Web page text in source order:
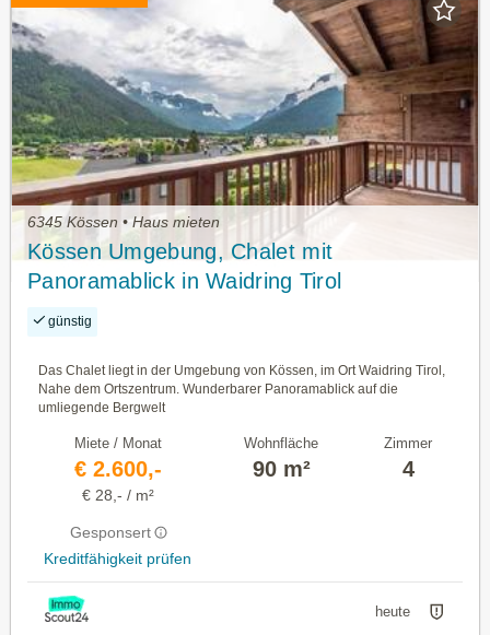
6345 Kössen • Haus mieten
Kössen Umgebung, Chalet mit
Panoramablick in Waidring Tirol
günstig
Das Chalet liegt in der Umgebung von Kössen, im Ort Waidring Tirol,
Nahe dem Ortszentrum. Wunderbarer Panoramablick auf die
umliegende Bergwelt
Miete / Monat
€ 2.600,-
€ 28,- / m²
Gesponsert
Kreditfähigkeit prüfen
Wohnfläche
90 m²
Zimmer
4
heute